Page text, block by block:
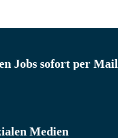
Jobs sofort per Mail
Medien